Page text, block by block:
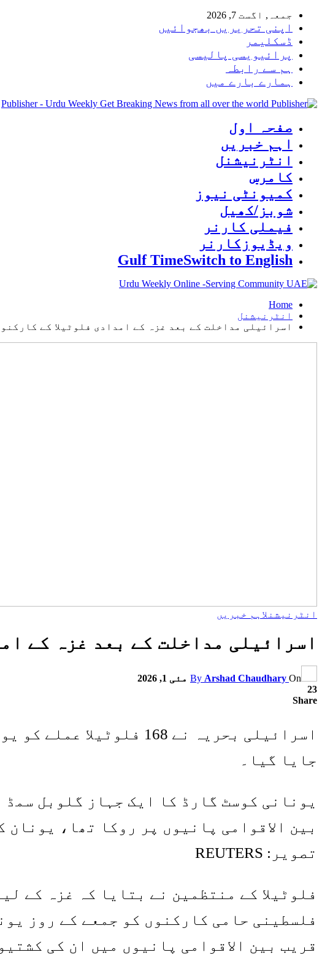
جمعہ, اگست 7, 2026
اپنی تحریریں بھجوائیں
ڈسکلیمر
پرائیویسی پالیسی
ہم سے رابطہ
ہمارے بارے میں
Publisher - Urdu Weekly Get Breaking News from all over the world
صفحہ اول
اہم خبریں
انٹرنیشنل
کامرس
کمیونٹی نیوز
شوبز/کھیل
فیملی کارنر
ویڈیوزکارنر
Gulf TimeSwitch to English
Home
انٹرنیشنل
اسرائیلی مداخلت کے بعد غزہ کے امدادی فلوٹیلا کے
انٹرنیشنل اہم خبریں
اسرائیلی مداخلت کے بعد غزہ کے
By Arshad Chaudhary On
مئی 1, 2026
23
Share
اسرائیلی بحریہ نے
جایا گیا۔
یونانی کوسٹ گارڈ کا ایک جہاز گلوبل
تصویر: REUTERS
فلسطینی حامی کارکنوں کو جمعے کے روز
قریب بین الاقوامی پانیوں میں ان کی